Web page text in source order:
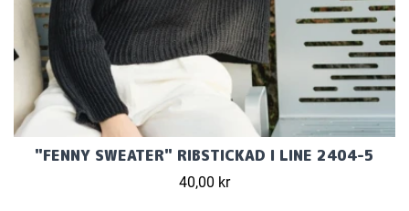
"FENNY SWEATER" RIBSTICKAD I LINE 2404-5
40,00 kr